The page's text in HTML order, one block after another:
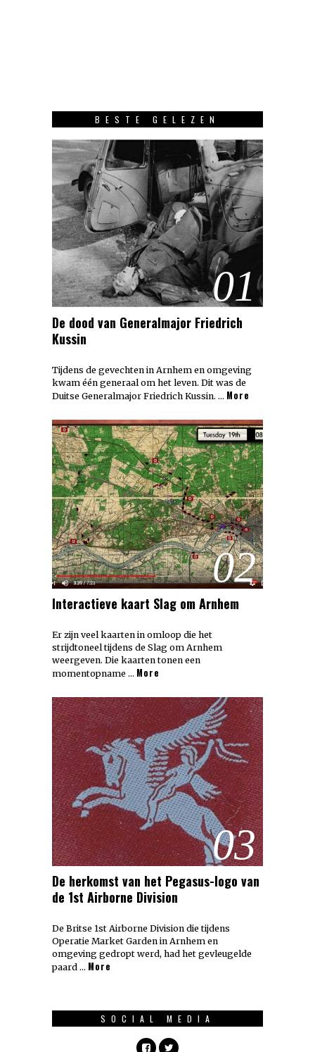
BESTE GELEZEN
01
De dood van Generalmajor Friedrich
Kussin
Tijdens de gevechten in Arnhem en omgeving
kwam één generaal om het leven. Dit was de
Duitse Generalmajor Friedrich Kussin. … More
02
Interactieve kaart Slag om Arnhem
Er zijn veel kaarten in omloop die het
strijdtoneel tijdens de Slag om Arnhem
weergeven. Die kaarten tonen een
momentopname … More
03
De herkomst van het Pegasus-logo van
de 1st Airborne Division
De Britse 1st Airborne Division die tijdens
Operatie Market Garden in Arnhem en
omgeving gedropt werd, had het gevleugelde
paard … More
SOCIAL MEDIA